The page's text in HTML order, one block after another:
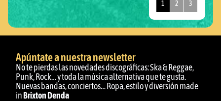
1 2 3
Apúntate a nuestra newsletter
No te pierdas las novedades discográficas: Ska & Reggae,
Punk, Rock… y toda la música alternativa que te gusta.
Nuevas bandas, conciertos… Ropa, estilo y diversión made
in Brixton Denda